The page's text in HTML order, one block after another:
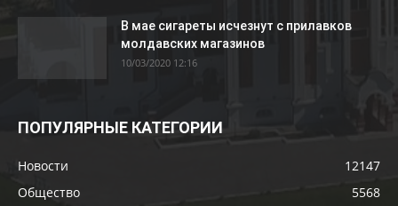
В мае сигареты исчезнут с прилавков
молдавских магазинов
10/03/2020 12:16
ПОПУЛЯРНЫЕ КАТЕГОРИИ
Новости
12147
Общество
5568